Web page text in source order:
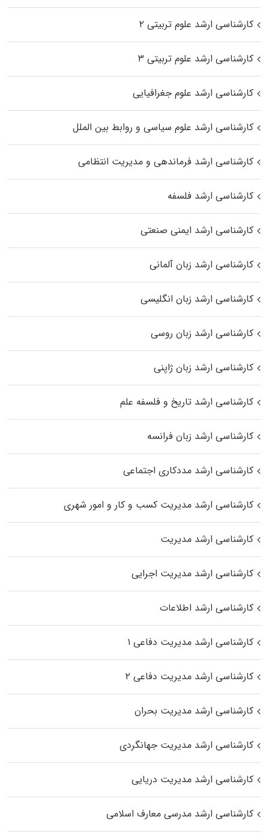
کارشناسی ارشد علوم تربیتی ۲
کارشناسی ارشد علوم تربیتی ۳
کارشناسی ارشد علوم جغرافیایی
کارشناسی ارشد علوم سیاسی و روابط بین الملل
کارشناسی ارشد فرماندهی و مدیریت انتظامی
کارشناسی ارشد فلسفه
کارشناسی ارشد ایمنی صنعتی
کارشناسی ارشد زبان آلمانی
کارشناسی ارشد زبان انگلیسی
کارشناسی ارشد زبان روسی
کارشناسی ارشد زبان ژاپنی
کارشناسی ارشد تاریخ و فلسفه علم
کارشناسی ارشد زبان فرانسه
کارشناسی ارشد مددکاری اجتماعی
کارشناسی ارشد مدیریت کسب و کار و امور شهری
کارشناسی ارشد مدیریت
کارشناسی ارشد مدیریت اجرایی
کارشناسی ارشد اطلاعات
کارشناسی ارشد مدیریت دفاعی ۱
کارشناسی ارشد مدیریت دفاعی ۲
کارشناسی ارشد مدیریت بحران
کارشناسی ارشد مدیریت جهانگردی
کارشناسی ارشد مدیریت دریایی
کارشناسی ارشد مدرسی معارف اسلامی